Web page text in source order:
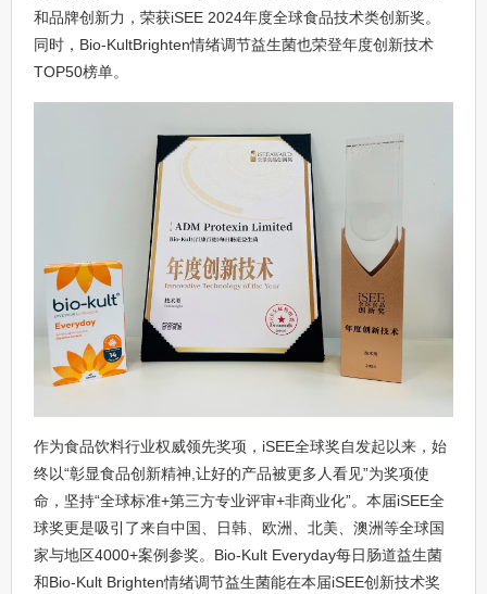
和品牌创新力，荣获iSEE 2024年度全球食品技术类创新奖。
同时，Bio-KultBrighten情绪调节益生菌也荣登年度创新技术
TOP50榜单。
作为食品饮料行业权威领先奖项，iSEE全球奖自发起以来，始
终以“彰显食品创新精神,让好的产品被更多人看见”为奖项使
命，坚持“全球标准+第三方专业评审+非商业化”。本届iSEE全
球奖更是吸引了来自中国、日韩、欧洲、北美、澳洲等全球国
家与地区4000+案例参奖。Bio-Kult Everyday每日肠道益生菌
和Bio-Kult Brighten情绪调节益生菌能在本届iSEE创新技术奖